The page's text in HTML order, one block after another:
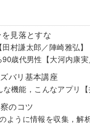
見落とすな
村謙太郎／陣崎雅弘】
歳代男性【大河内康
バリ基本講座
機能，こんなアプリ【
のコツ
ように情報を収集，